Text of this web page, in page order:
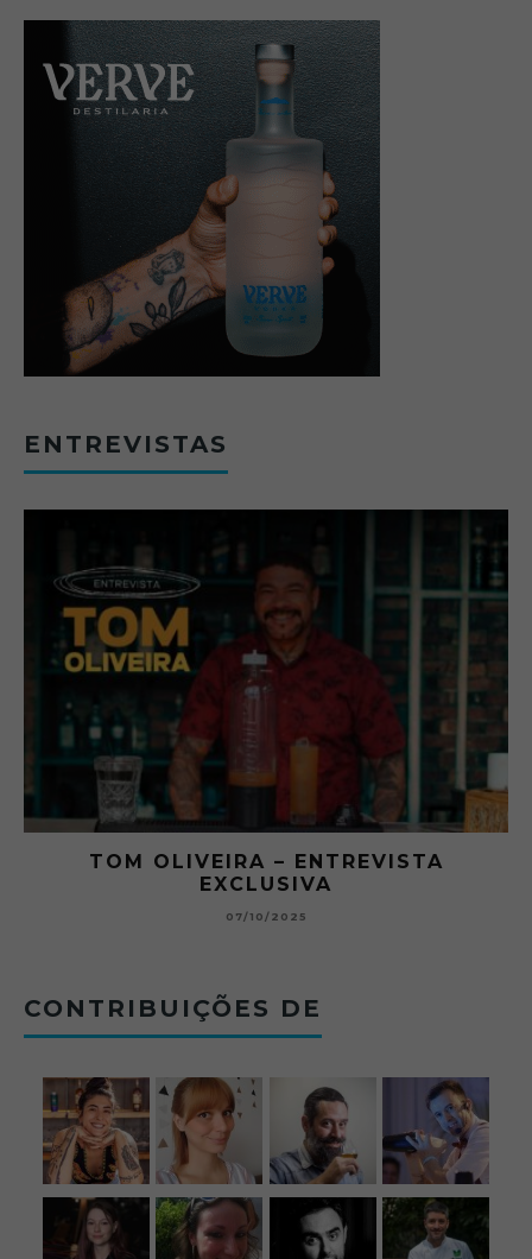
ENTREVISTAS
O ABRE DO BAR #11 — CHARLES
BETONEIRA ABRE O JOGO NO BOTECO
BOLOVO
CONTRIBUIÇÕES DE